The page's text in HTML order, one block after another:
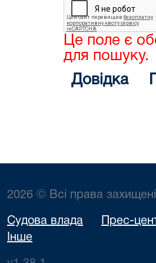
Це поле є
для пошуку.
Довідка
2026 © Всі права захищені
Судова влада Прес-
Інше